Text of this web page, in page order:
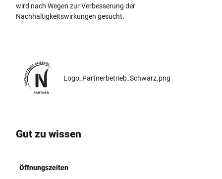
wird nach Wegen zur Verbesserung der
Nachhaltigkeitswirkungen gesucht.
Logo_Partnerbetrieb_Schwarz.png
Gut zu wissen
Öffnungszeiten